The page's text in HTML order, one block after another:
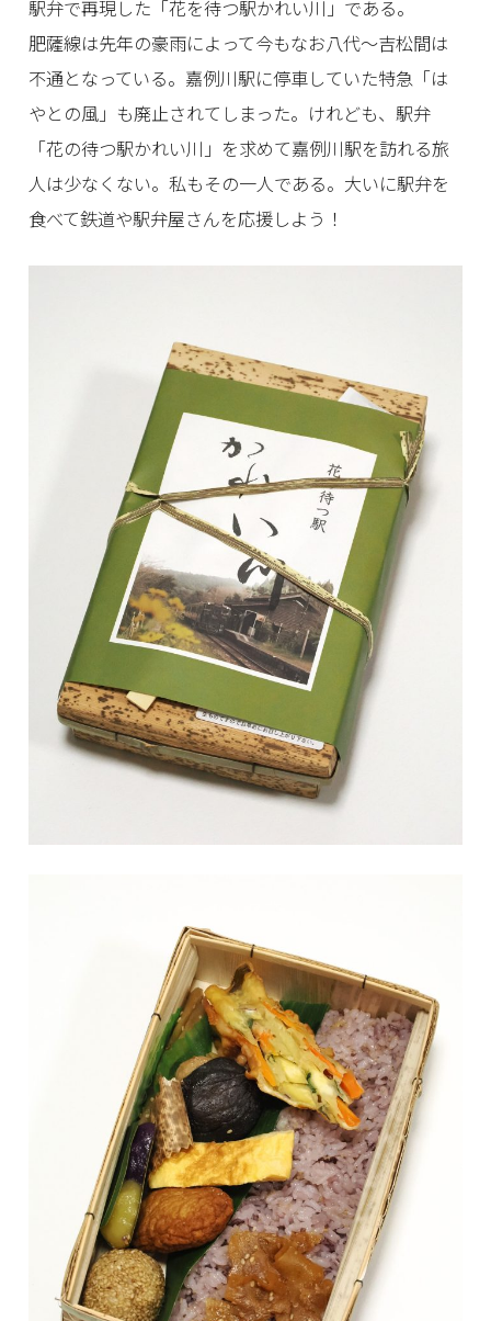
駅弁で再現した「花を待つ駅かれい川」である。
肥薩線は先年の豪雨によって今もなお八代〜吉松間は
不通となっている。嘉例川駅に停車していた特急「は
やとの風」も廃止されてしまった。けれども、駅弁
「花の待つ駅かれい川」を求めて嘉例川駅を訪れる旅
人は少なくない。私もその一人である。大いに駅弁を
食べて鉄道や駅弁屋さんを応援しよう！